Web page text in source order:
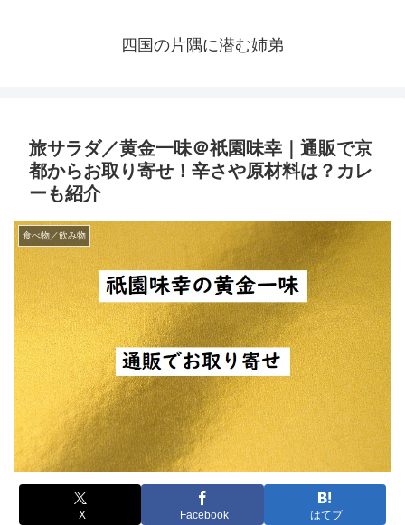
四国の片隅に潜む姉弟
旅サラダ／黄金一味＠祇園味幸｜通販で京
都からお取り寄せ！辛さや原材料は？カレ
ーも紹介
食べ物／飲み物
X Facebook はてブ